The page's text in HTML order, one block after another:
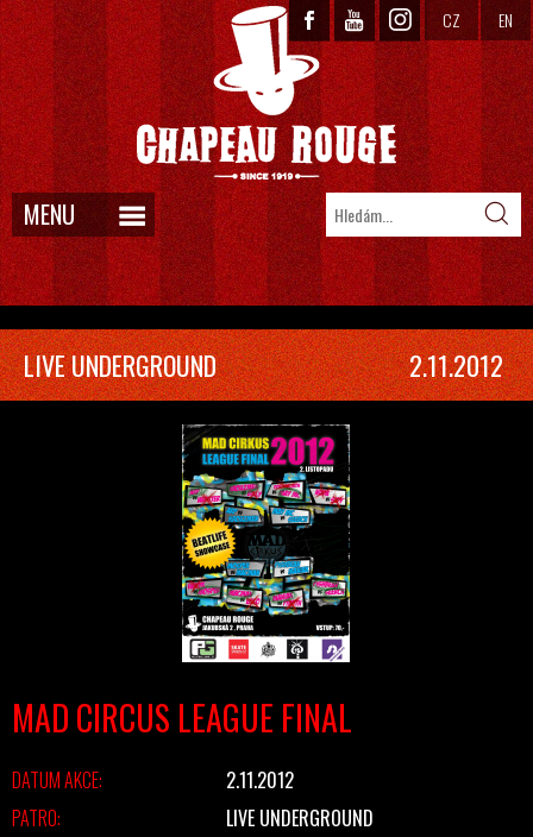
CZ EN
MENU
LIVE UNDERGROUND 2.11.2012
MAD CIRCUS LEAGUE FINAL
DATUM AKCE:
2.11.2012
PATRO:
LIVE UNDERGROUND